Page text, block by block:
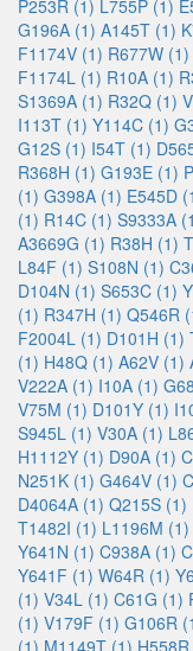
P253R (1) L755P (1)
G196A (1) A145T (1)
F1174V (1) R677W (1)
F1174L (1) R10A (1)
S1369A (1) R32Q (1)
I113T (1) Y114C (1)
G12S (1) I54T (1)
R368H (1) G193E (1)
(1) G398A (1) E545D
(1) R14C (1) S9333A
A3669G (1) R38H (1)
L84F (1) S108N (1)
D104N (1) S653C (1)
(1) R347H (1) Q546R
F2004L (1) D101H (1)
(1) H48Q (1) A62V (1)
V222A (1) I10A (1)
V75M (1) D101Y (1)
S945L (1) V30A (1)
H1112Y (1) D90A (1)
N251K (1) G464V (1)
D4064A (1) Q215S (1)
T1482I (1) L1196M (1)
Y641N (1) C938A (1)
Y641F (1) W64R (1)
(1) V34L (1) C61G (1)
(1) V179F (1) G106R
(1) M1149T (1)